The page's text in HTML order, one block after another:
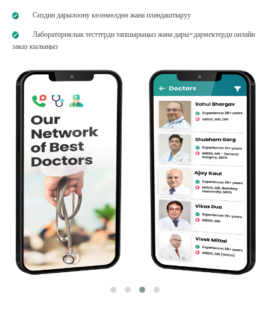
Сиздин дарылоону көзөмөлдөө жана пландаштыруу
Лабораториялык тесттерди тапшырыңыз жана дары-дармектерди онлайн
заказ кылыңыз